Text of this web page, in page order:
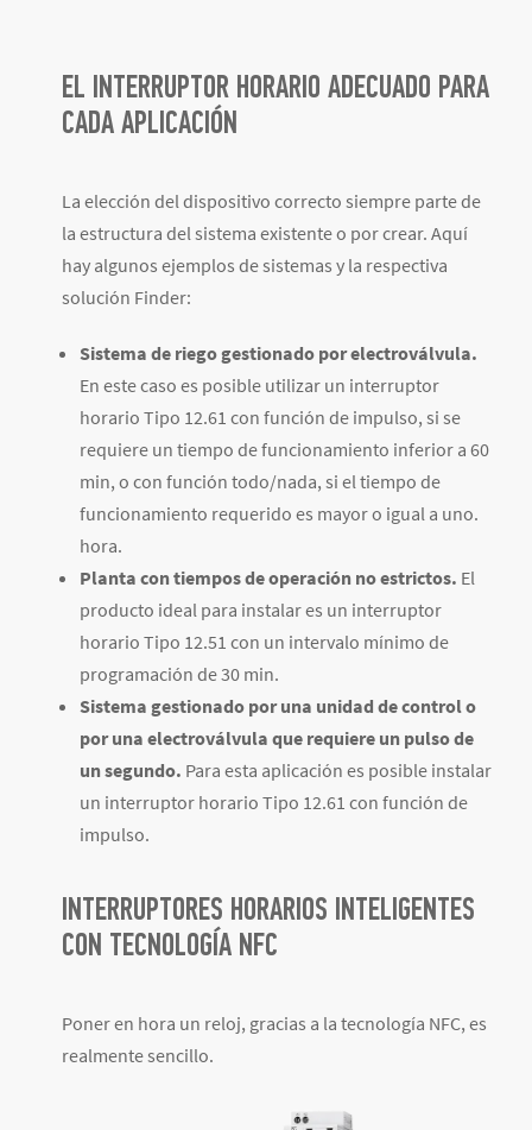
EL INTERRUPTOR HORARIO ADECUADO PARA
CADA APLICACIÓN
La elección del dispositivo correcto siempre parte de
la estructura del sistema existente o por crear. Aquí
hay algunos ejemplos de sistemas y la respectiva
solución Finder:
Sistema de riego gestionado por electroválvula.
En este caso es posible utilizar un interruptor
horario Tipo 12.61 con función de impulso, si se
requiere un tiempo de funcionamiento inferior a 60
min, o con función todo/nada, si el tiempo de
funcionamiento requerido es mayor o igual a uno.
hora.
Planta con tiempos de operación no estrictos. El
producto ideal para instalar es un interruptor
horario Tipo 12.51 con un intervalo mínimo de
programación de 30 min.
Sistema gestionado por una unidad de control o
por una electroválvula que requiere un pulso de
un segundo. Para esta aplicación es posible instalar
un interruptor horario Tipo 12.61 con función de
impulso.
INTERRUPTORES HORARIOS INTELIGENTES
CON TECNOLOGÍA NFC
Poner en hora un reloj, gracias a la tecnología NFC, es
realmente sencillo.